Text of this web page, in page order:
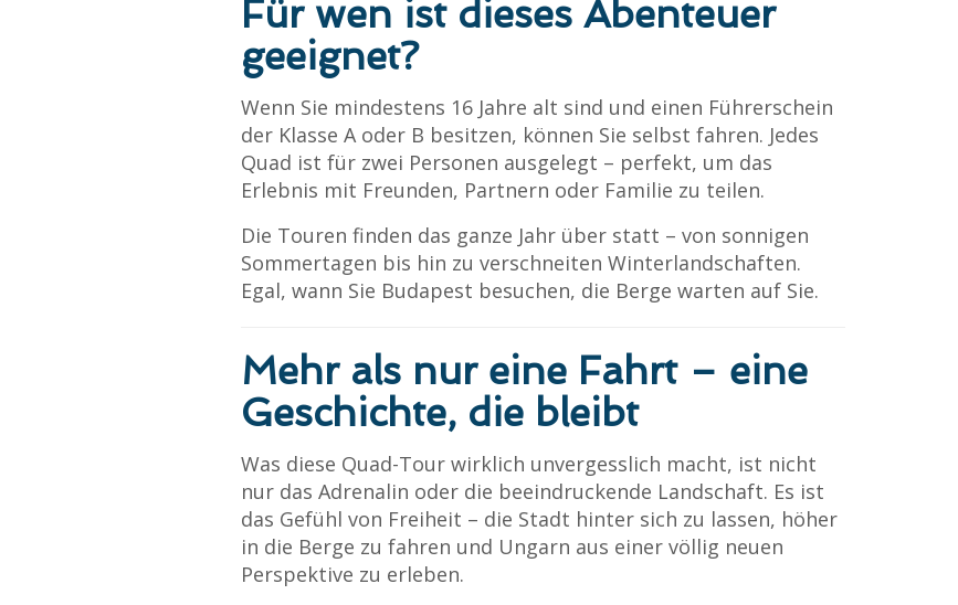
Für wen ist dieses Abenteuer
geeignet?
Wenn Sie mindestens 16 Jahre alt sind und einen Führerschein
der Klasse A oder B besitzen, können Sie selbst fahren. Jedes
Quad ist für zwei Personen ausgelegt – perfekt, um das
Erlebnis mit Freunden, Partnern oder Familie zu teilen.
Die Touren finden das ganze Jahr über statt – von sonnigen
Sommertagen bis hin zu verschneiten Winterlandschaften.
Egal, wann Sie Budapest besuchen, die Berge warten auf Sie.
Mehr als nur eine Fahrt – eine
Geschichte, die bleibt
Was diese Quad-Tour wirklich unvergesslich macht, ist nicht
nur das Adrenalin oder die beeindruckende Landschaft. Es ist
das Gefühl von Freiheit – die Stadt hinter sich zu lassen, höher
in die Berge zu fahren und Ungarn aus einer völlig neuen
Perspektive zu erleben.